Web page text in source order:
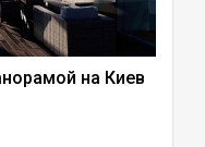
на Киев